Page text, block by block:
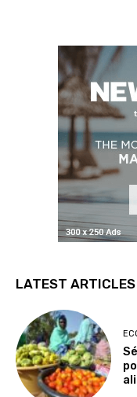
LATEST ARTICLES